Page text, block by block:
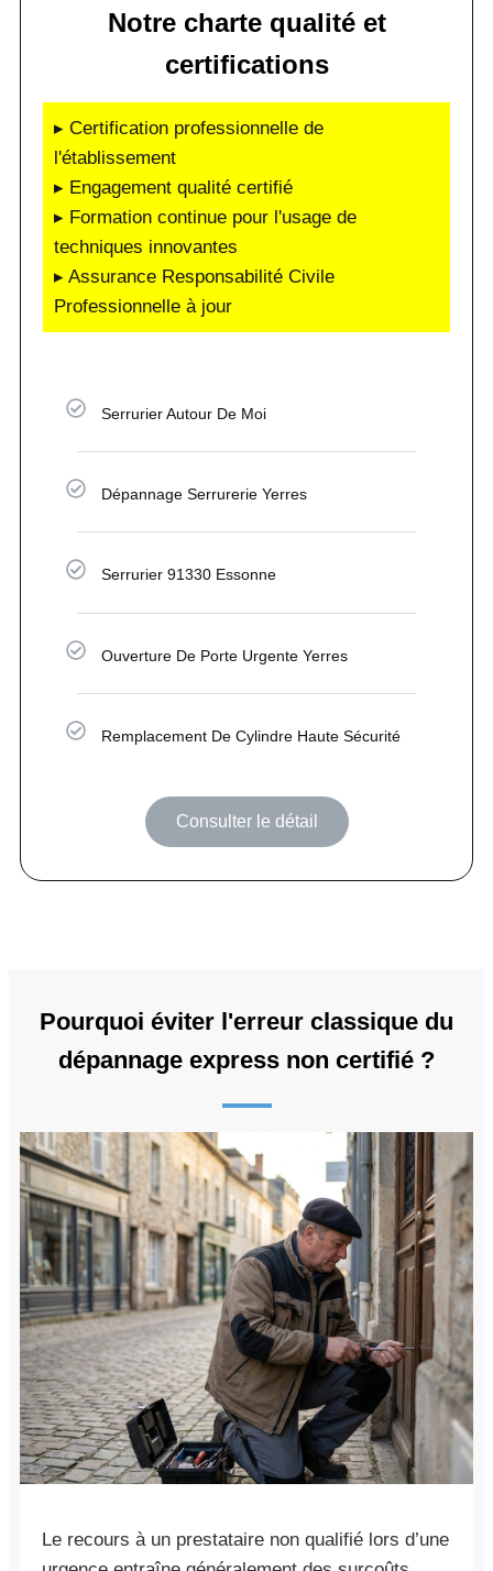
Notre charte qualité et
certifications
▸ Certification professionnelle de
l'établissement
▸ Engagement qualité certifié
▸ Formation continue pour l'usage de
techniques innovantes
▸ Assurance Responsabilité Civile
Professionnelle à jour
Serrurier Autour De Moi
Dépannage Serrurerie Yerres
Serrurier 91330 Essonne
Ouverture De Porte Urgente Yerres
Remplacement De Cylindre Haute Sécurité
Consulter le détail
Pourquoi éviter l'erreur classique du
dépannage express non certifié ?
Le recours à un prestataire non qualifié lors d’une